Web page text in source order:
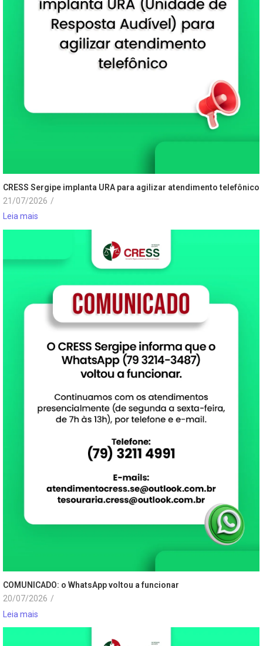
CRESS Sergipe implanta URA para agilizar atendimento telefônico
21/07/2026 /
Leia mais
COMUNICADO: o WhatsApp voltou a funcionar
20/07/2026 /
Leia mais